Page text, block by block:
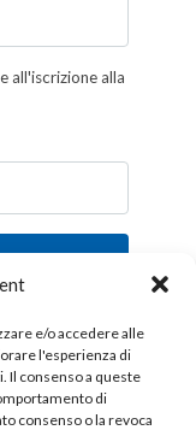
e/o accedere alle
l'esperienza di
Il consenso a queste
di
consenso o la revoca
all'iscrizione alla